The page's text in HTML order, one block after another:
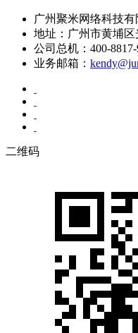
广州聚米网络科技有
地址：广州市黄埔
公司总机：400-8817-
业务邮箱：
二维码